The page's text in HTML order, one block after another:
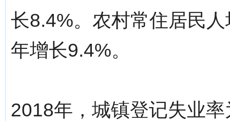
长8.4%。农村常住居民
年增长9.4%。
2018年，城镇登记失业